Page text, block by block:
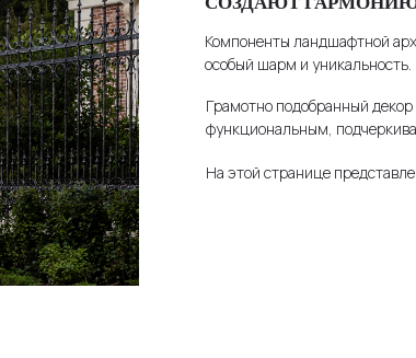
Компоненты ландшафтной
особый шарм и уникальность.
Грамотно подобранный
функциональным,
На этой странице